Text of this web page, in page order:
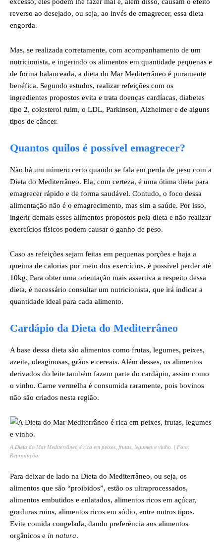
reverso ao desejado, ou seja, ao invés de emagrecer, essa dieta
engorda.
Mas, se realizada corretamente, com acompanhamento de um
nutricionista, e ingerindo os alimentos em quantidade pequenas e
de forma balanceada, a dieta do Mar Mediterrâneo é puramente
benéfica. Segundo estudos, realizar refeições com os
ingredientes propostos evita e trata doenças cardíacas, diabetes
tipo 2, colesterol ruim, o LDL, Parkinson, Alzheimer e de alguns
tipos de câncer.
Quantos quilos é possível emagrecer?
Não há um número certo quando se fala em perda de peso com a
Dieta do Mediterrâneo. Ela, com certeza, é uma ótima dieta para
emagrecer rápido e de forma saudável. Contudo, o foco dessa
alimentação não é o emagrecimento, mas sim a saúde. Por isso,
ingerir demais esses alimentos propostos pela dieta e não realizar
exercícios físicos podem causar o ganho de peso.
Caso as refeições sejam feitas em pequenas porções e haja a
queima de calorias por meio dos exercícios, é possível perder até
10kg. Para obter uma orientação mais assertiva a respeito dessa
dieta, é necessário consultar um nutricionista, que irá indicar a
quantidade ideal para cada alimento.
Cardápio da Dieta do Mediterrâneo
A base dessa dieta são alimentos como frutas, legumes, peixes,
azeite, oleaginosas, grãos e cereais. Além desses, os alimentos
derivados do leite também fazem parte do cardápio, assim como
o vinho. Carne vermelha é consumida raramente, pois bovinos
não são criados nesta região.
A Dieta do Mar Mediterrâneo é rica em peixes, frutas, legumes e vinho. | Foto:
Reprodução.
Para deixar de lado na Dieta do Mediterrâneo, ou seja, os
alimentos que são “proibidos”, estão os ultraprocessados,
alimentos embutidos e enlatados, alimentos ricos em açúcar,
gorduras ruins, alimentos ricos em sódio, entre outros tipos.
Evite comida congelada, dando preferência aos alimentos
orgânicos e in natura.